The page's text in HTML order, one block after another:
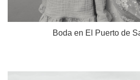
Boda en El Puerto de